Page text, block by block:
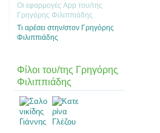
Οι εφαρμογές App του/της
Γρηγόρης Φιλιππιάδης
Τι αρέσει στην/στον Γρηγόρης
Φιλιππιάδης
Φίλοι του/της Γρηγόρης
Φιλιππιάδης